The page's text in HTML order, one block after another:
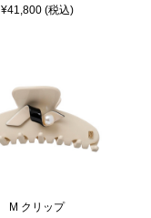
¥41,800 (税込)
M クリップ